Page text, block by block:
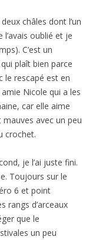
châles dont l’un
oublié et je
C’est un
plaît bien parce
le rescapé est en
Nicole qui a les
car elle aime
avec un peu
crochet.
je l’ai juste fini.
Toujours sur le
6 et point
rangs d’arceaux
que le
un peu